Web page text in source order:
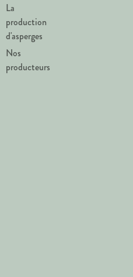
La
production
d'asperges
Nos
producteurs